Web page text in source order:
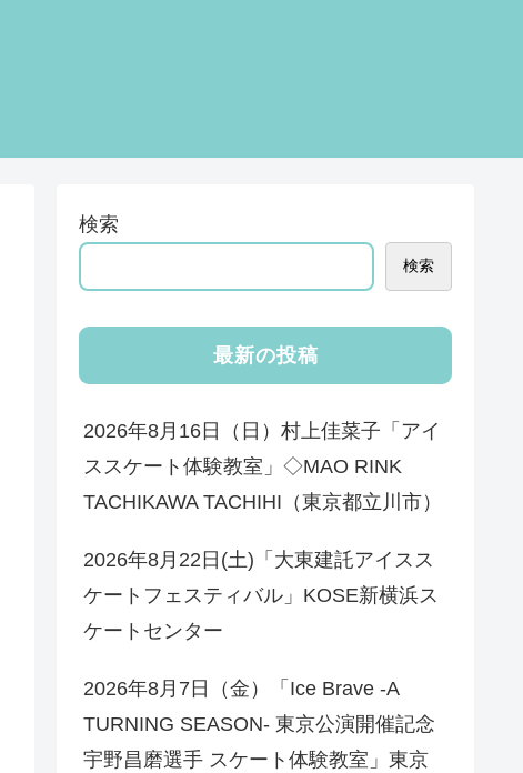
検索
検索
最新の投稿
2026年8月16日（日）村上佳菜子「アイ
ススケート体験教室」◇MAO RINK
TACHIKAWA TACHIHI（東京都立川市）
2026年8月22日(土)「大東建託アイスス
ケートフェスティバル」KOSE新横浜ス
ケートセンター
2026年8月7日（金）「Ice Brave -A
TURNING SEASON- 東京公演開催記念
宇野昌磨選手 スケート体験教室」東京